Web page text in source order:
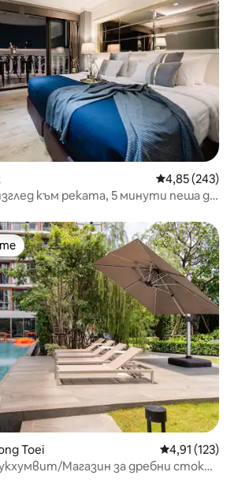
Средна
4,85 (243)
към реката, 5 минути пеша до
Toei Средна
4,91 (123)
Магазин за дребни стоки/